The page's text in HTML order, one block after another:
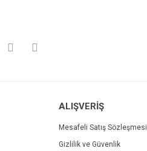
ALIŞVERİŞ
Mesafeli Satış Sözleşmesi
Gizlilik ve Güvenlik